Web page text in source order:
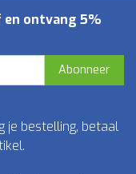
en ontvang 5%
Abonneer
je bestelling, betaal